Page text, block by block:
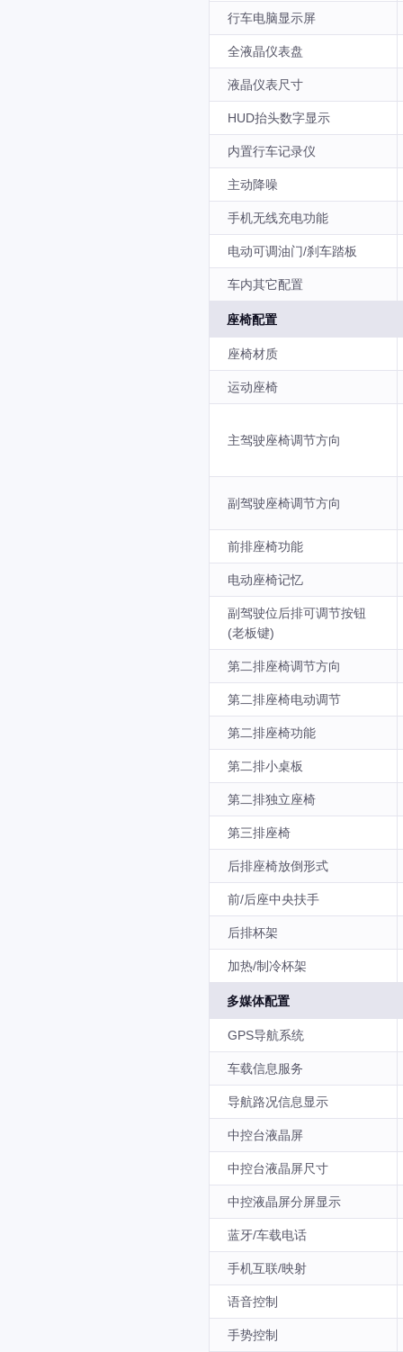
行车电脑显示屏
全液晶仪表盘
液晶仪表尺寸
HUD抬头数字显示
内置行车记录仪
主动降噪
手机无线充电功能
电动可调油门/刹车踏板
车内其它配置
座椅配置
座椅材质
运动座椅
主驾驶座椅调节方向
副驾驶座椅调节方向
前排座椅功能
电动座椅记忆
副驾驶位后排可调节按钮
(老板键)
第二排座椅调节方向
第二排座椅电动调节
第二排座椅功能
第二排小桌板
第二排独立座椅
第三排座椅
后排座椅放倒形式
前/后座中央扶手
后排杯架
加热/制冷杯架
多媒体配置
GPS导航系统
车载信息服务
导航路况信息显示
中控台液晶屏
中控台液晶屏尺寸
中控液晶屏分屏显示
蓝牙/车载电话
手机互联/映射
语音控制
手势控制